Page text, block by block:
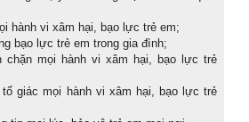
hành vi xâm hại, bạo lực trẻ em;
bạo lực trẻ em trong gia đình;
chặn mọi hành vi xâm hại, bạo lực trẻ
tố giác mọi hành vi xâm hại, bạo lực trẻ